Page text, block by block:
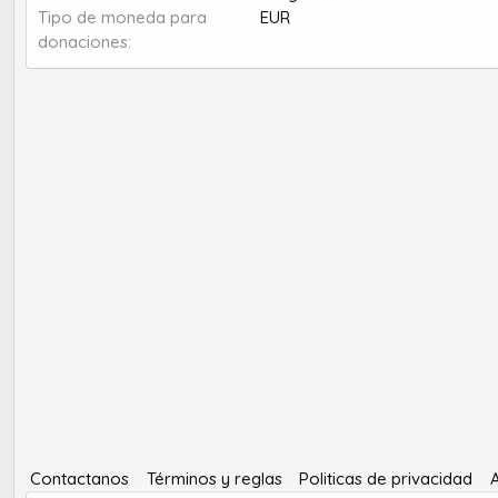
Tipo de moneda para
donaciones
EUR
Contactanos Términos y reglas Politicas de privacidad